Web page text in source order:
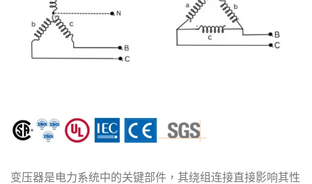
变压器是电力系统中的关键部件，其绕组连接直接影响其性